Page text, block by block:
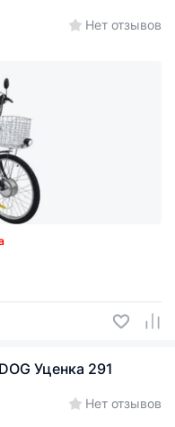
Нет отзывов
Уценка 291
Нет отзывов